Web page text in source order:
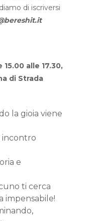
di iscriversi
alle 17.30,
di Strada
la gioia viene
incontro
e
ti cerca
impensabile!